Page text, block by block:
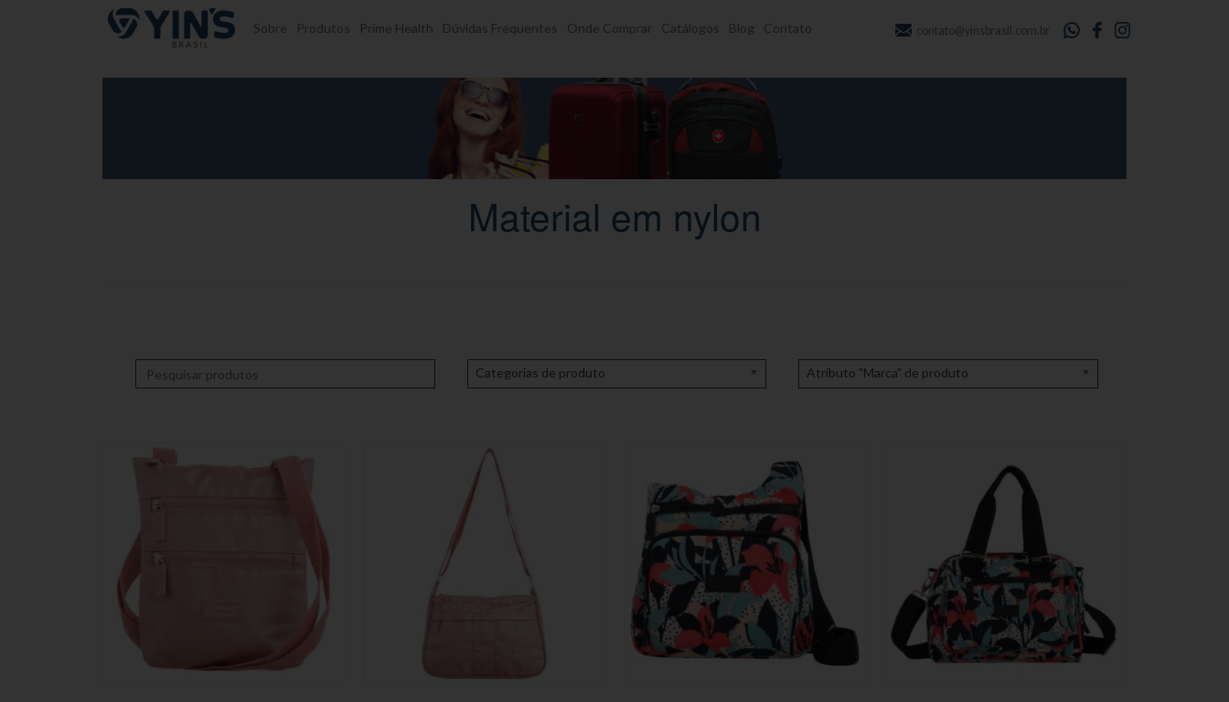
Pular para o conteúdo Sobre Produtos Prime Health Dúvidas Frequentes Onde Comprar Catálogos Blog Contato contato@yinsbrasil.com.br
Material em nylon
Categorias de produto Atributo "Marca" de produto